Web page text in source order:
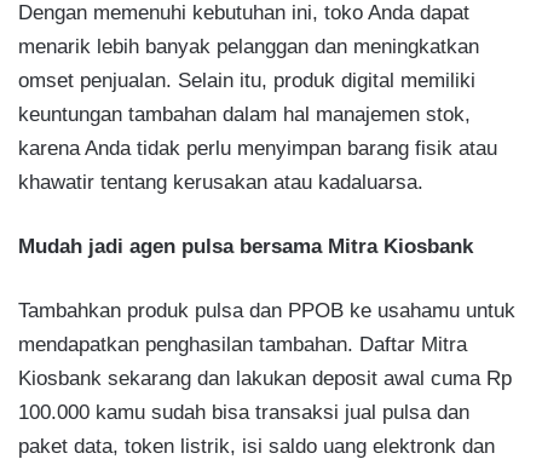
Dengan memenuhi kebutuhan ini, toko Anda dapat
menarik lebih banyak pelanggan dan meningkatkan
omset penjualan. Selain itu, produk digital memiliki
keuntungan tambahan dalam hal manajemen stok,
karena Anda tidak perlu menyimpan barang fisik atau
khawatir tentang kerusakan atau kadaluarsa.
Mudah jadi agen pulsa bersama Mitra Kiosbank
Tambahkan produk pulsa dan PPOB ke usahamu untuk
mendapatkan penghasilan tambahan. Daftar Mitra
Kiosbank sekarang dan lakukan deposit awal cuma Rp
100.000 kamu sudah bisa transaksi jual pulsa dan
paket data, token listrik, isi saldo uang elektronk dan